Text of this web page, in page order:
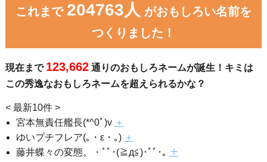
これまで 204763人 がおもしろい名前を
つくりました！
現在まで 123,662通りのおもしろネームが誕生！キミは
この秀逸なおもしろネームを超えられるかな？
< 最新10件 >
宮本無責任艦長(*^0ﾟ)v ＋
ゆいプチフレア(｡・ε・｡) ＋
藤井蝶々の変態。・ﾟﾟ･(≧д≦)･ﾟﾟ･｡ ＋